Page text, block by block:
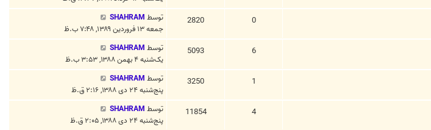
0
2820 توسط SHAHRAM
جمعه ۱۳ فروردین ۱۳۸۹, ۷:۴۸ ب.ظ
6
5093 توسط SHAHRAM
یک‌شنبه ۴ بهمن ۱۳۸۸, ۳:۵۳ ب.ظ
1
3250 توسط SHAHRAM
پنج‌شنبه ۲۴ دی ۱۳۸۸, ۲:۱۶ ق.ظ
4
11854 توسط SHAHRAM
پنج‌شنبه ۲۴ دی ۱۳۸۸, ۲:۰۵ ق.ظ